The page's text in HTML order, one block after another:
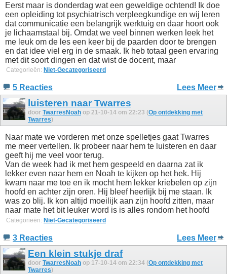
Eerst maar is donderdag wat een geweldige ochtend! Ik doe
een opleiding tot psychiatrisch verpleegkundige en wij leren
dat communicatie een belangrijk werktuig en daar hoort ook
je lichaamstaal bij. Omdat we veel binnen werken leek het
me leuk om de les een keer bij de paarden door te brengen
en dat idee viel erg in de smaak. Ik heb totaal geen ervaring
met dit soort dingen en dat wist de docent, maar
Categorieën: Niet-Gecategoriseerd
5 Reacties Lees Meer
luisteren naar Twarres
door TwarresNoah op 21-10-14 om 22:23 (Op ontdekking met
Twarres)
Naar mate we vorderen met onze spelletjes gaat Twarres
me meer vertellen. Ik probeer naar hem te luisteren en daar
geeft hij me veel voor terug.
Van de week had ik met hem gespeeld en daarna zat ik
lekker even naar hem en Noah te kijken op het hek. Hij
kwam naar me toe en ik mocht hem lekker kriebelen op zijn
hoofd en achter zijn oren. Hij bleef heerlijk bij me staan. Ik
was zo blij. Ik kon altijd moeilijk aan zijn hoofd zitten, maar
naar mate het bit leuker word is is alles rondom het hoofd
Categorieën: Niet-Gecategoriseerd
3 Reacties Lees Meer
Een klein stukje draf
door TwarresNoah op 17-10-14 om 22:34 (Op ontdekking met
Twarres)